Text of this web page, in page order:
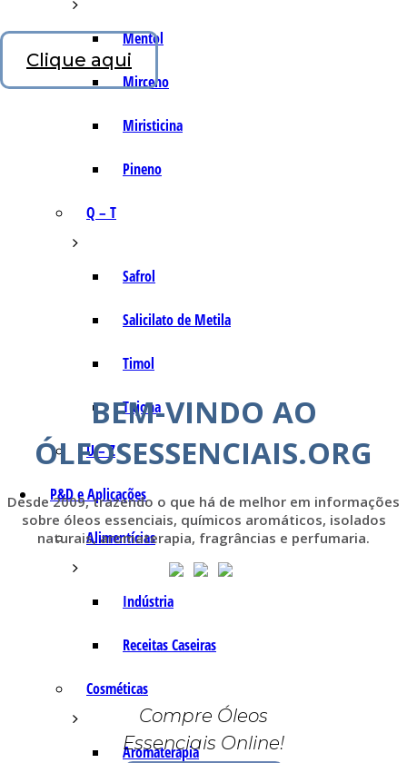
Mentol
Mirceno
Miristicina
Pineno
Q – T
Safrol
Salicilato de Metila
Timol
Tujona
U – Z
P&D e Aplicações
Alimentícias
Indústria
Receitas Caseiras
Cosméticas
Aromaterapia
Clique aqui
BEM-VINDO AO
ÓLEOSESSENCIAIS.ORG
Desde 2009, trazendo o que há de melhor em informações
sobre óleos essenciais, químicos aromáticos, isolados
naturais, aromaterapia, fragrâncias e perfumaria.
Compre Óleos
Essenciais Online!